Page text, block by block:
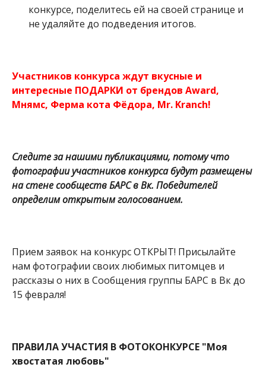
конкурсе, поделитесь ей на своей странице и
не удаляйте до подведения итогов.
Участников конкурса ждут вкусные и
интересные ПОДАРКИ от брендов Award,
Мнямс, Ферма кота Фёдора, Mr. Kranch!
Следите за нашими публикациями, потому что
фотографии участников конкурса будут размещены
на стене сообществ БАРС в Вк. Победителей
определим открытым голосованием.
Прием заявок на конкурс ОТКРЫТ! Присылайте
нам фотографии своих любимых питомцев и
рассказы о них в Сообщения группы БАРС в Вк до
15 февраля!
ПРАВИЛА УЧАСТИЯ В ФОТОКОНКУРСЕ "Моя
хвостатая любовь"